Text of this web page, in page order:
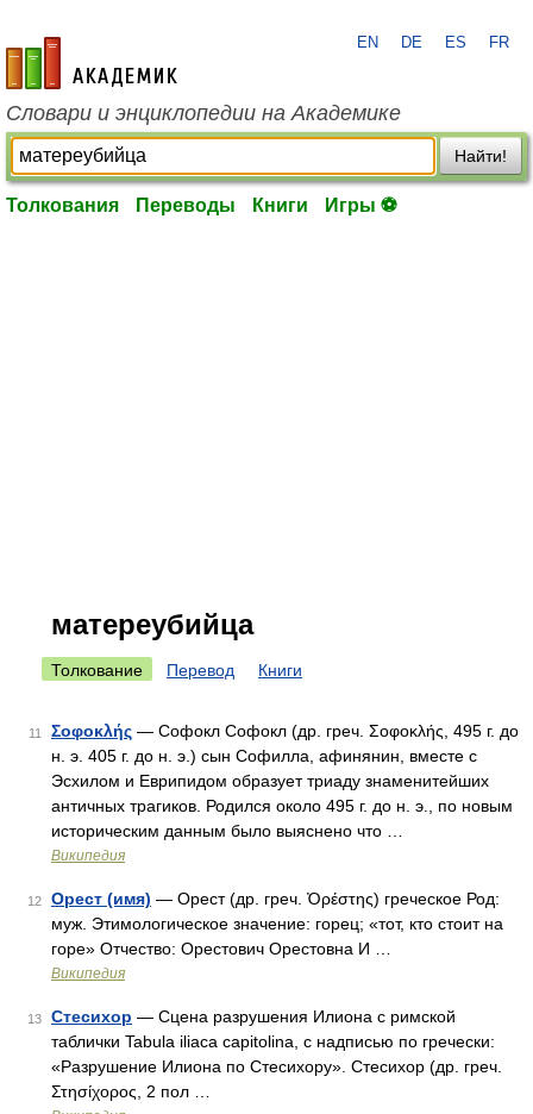
academic.ru
EN DE ES FR
Словари и энциклопедии на Академике
Найти!
Толкования Переводы Книги Игры ⚽
матереубийца
Толкование Перевод Книги
11 Σοφοκλής — Софокл Софокл (др. греч. Σοφοκλής, 495 г. до
н. э. 405 г. до н. э.) сын Софилла, афинянин, вместе с
Эсхилом и Еврипидом образует триаду знаменитейших
античных трагиков. Родился около 495 г. до н. э., по новым
историческим данным было выяснено что …
Википедия
12 Орест (имя) — Орест (др. греч. Ὀρέστης) греческое Род:
муж. Этимологическое значение: горец; «тот, кто стоит на
горе» Отчество: Орестович Орестовна И …
Википедия
13 Стесихор — Сцена разрушения Илиона с римской
таблички Tabula iliaca capitolina, с надписью по гречески:
«Разрушение Илиона по Стесихору». Стесихор (др. греч.
Στησίχορος, 2 пол …